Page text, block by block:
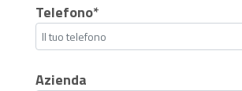
Telefono*
Azienda